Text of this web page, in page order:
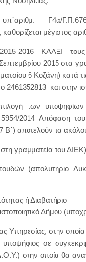
Γ4α/
μέγιστος
2015-2016 ΚΑΛΕΙ
2015 στα
6 Κοζάνη) κατά
2461352813 και στην
των
2014 Απόφαση
Β΄) αποτελούν τα
γραμματεία του
(απολυτήριο
ή Διαβατήριο
Δήμου
Υπηρεσίας, στην
σε
στην οποία θα